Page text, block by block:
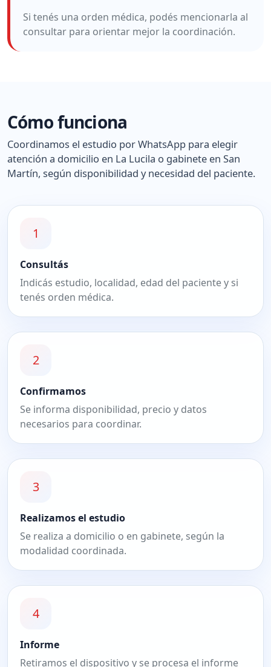
Si tenés una orden médica, podés mencionarla al
consultar para orientar mejor la coordinación.
Cómo funciona
Coordinamos el estudio por WhatsApp para elegir
atención a domicilio en La Lucila o gabinete en San
Martín, según disponibilidad y necesidad del paciente.
1
Consultás
Indicás estudio, localidad, edad del paciente y si
tenés orden médica.
2
Confirmamos
Se informa disponibilidad, precio y datos
necesarios para coordinar.
3
Realizamos el estudio
Se realiza a domicilio o en gabinete, según la
modalidad coordinada.
4
Informe
Retiramos el dispositivo y se procesa el informe